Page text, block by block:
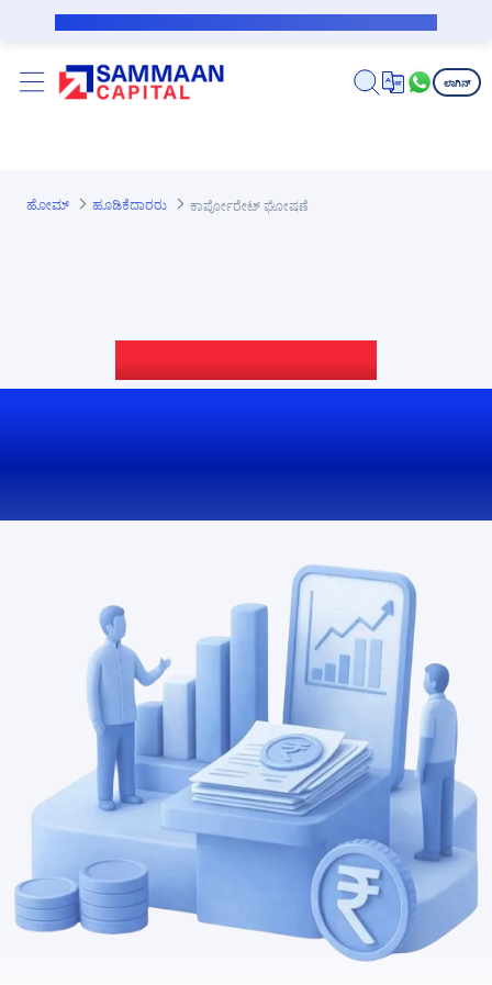
ಪ್ರಮುಖ ಕಂಟೆಂಟಿಗೆ ಸ್ಕಿಪ್ ಮಾಡಿ
ಲಾಗಿನ್
ಹೋಮ್ ಹೂಡಿಕೆದಾರರು ಕಾರ್ಪೋರೇಟ್ ಘೋಷಣೆ
ಇತ್ತೀಚಿನ ಪ್ರಕಟಣೆಗಳು ಮತ್ತು